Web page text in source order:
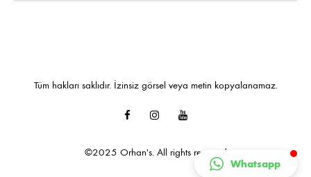
FacebookInstagramYoutube
©2025 Orhan's. All rights reserved
Tüm hakları saklıdır. İzinsiz görsel veya metin kopyalanamaz.
Whatsapp